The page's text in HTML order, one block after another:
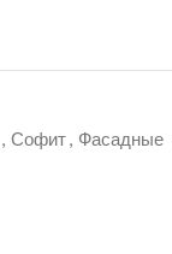
, Софит, Фасадные